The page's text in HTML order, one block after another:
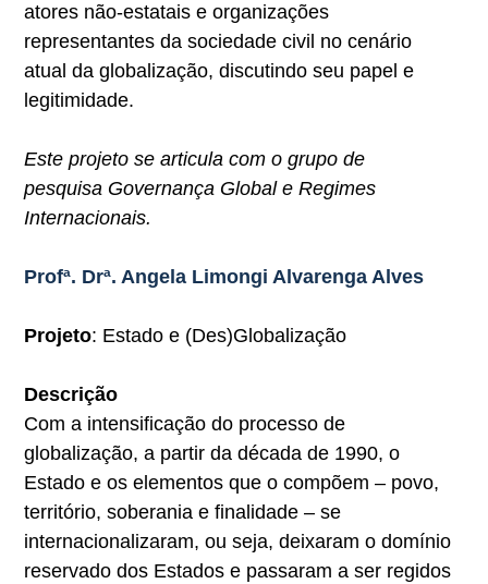
atores não-estatais e organizações
representantes da sociedade civil no cenário
atual da globalização, discutindo seu papel e
legitimidade.
Este projeto se articula com o grupo de
pesquisa Governança Global e Regimes
Internacionais.
Profª. Drª. Angela Limongi Alvarenga Alves
Projeto: Estado e (Des)Globalização
Descrição
Com a intensificação do processo de
globalização, a partir da década de 1990, o
Estado e os elementos que o compõem – povo,
território, soberania e finalidade – se
internacionalizaram, ou seja, deixaram o domínio
reservado dos Estados e passaram a ser regidos